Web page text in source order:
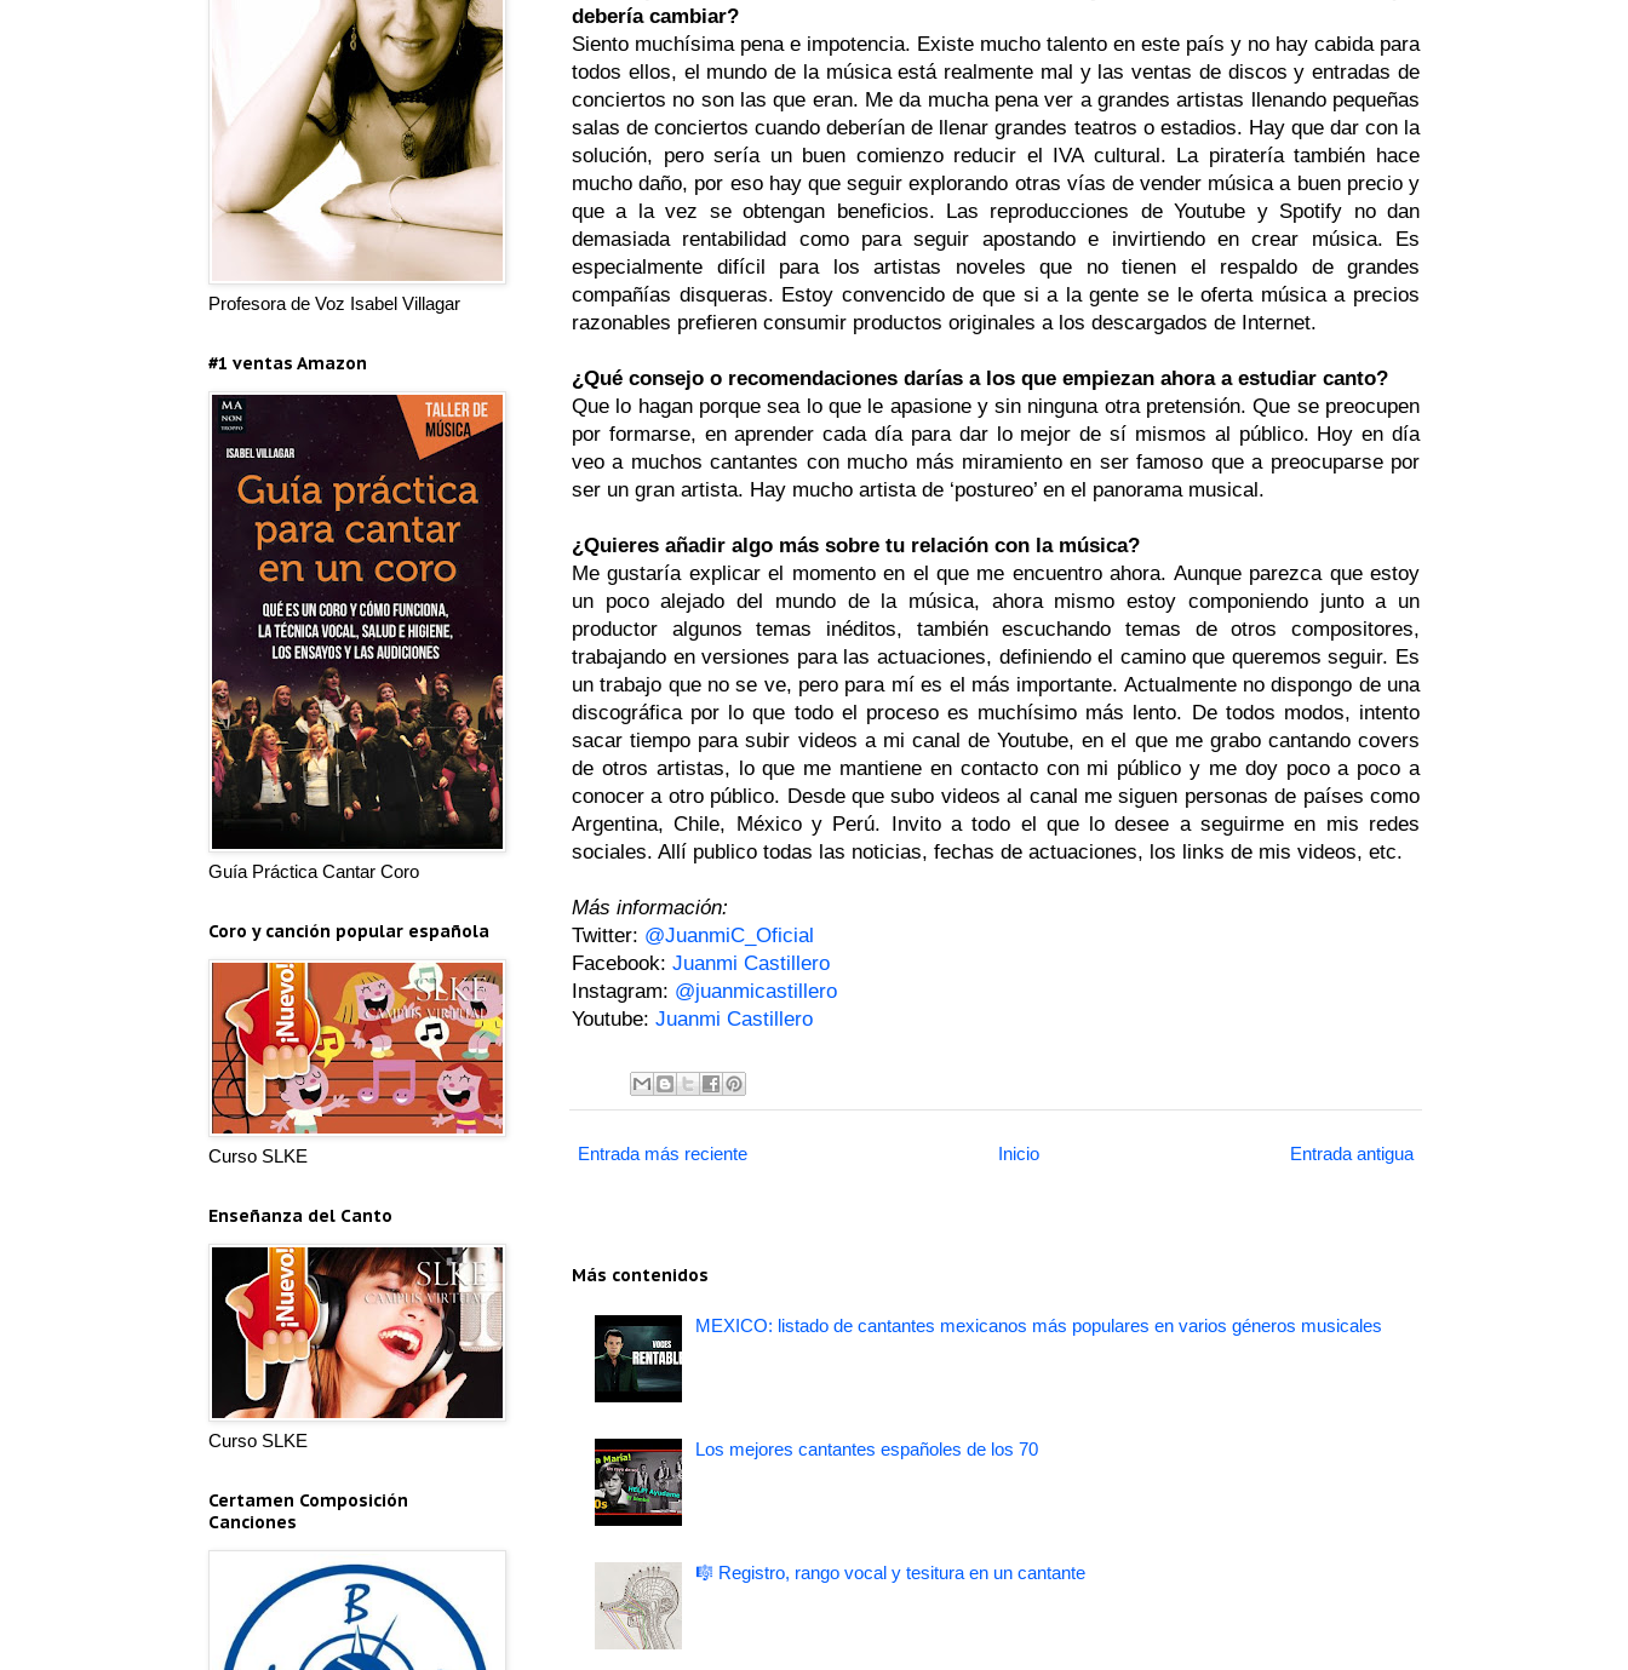
debería cambiar?
Siento muchísima pena e impotencia. Existe mucho talento en este país y no hay cabida para
todos ellos, el mundo de la música está realmente mal y las ventas de discos y entradas de
conciertos no son las que eran. Me da mucha pena ver a grandes artistas llenando pequeñas
salas de conciertos cuando deberían de llenar grandes teatros o estadios. Hay que dar con la
solución, pero sería un buen comienzo reducir el IVA cultural. La piratería también hace
mucho daño, por eso hay que seguir explorando otras vías de vender música a buen precio y
que a la vez se obtengan beneficios. Las reproducciones de Youtube y Spotify no dan
demasiada rentabilidad como para seguir apostando e invirtiendo en crear música. Es
especialmente difícil para los artistas noveles que no tienen el respaldo de grandes
compañías disqueras. Estoy convencido de que si a la gente se le oferta música a precios
razonables prefieren consumir productos originales a los descargados de Internet.
¿Qué consejo o recomendaciones darías a los que empiezan ahora a estudiar canto?
Que lo hagan porque sea lo que le apasione y sin ninguna otra pretensión. Que se preocupen
por formarse, en aprender cada día para dar lo mejor de sí mismos al público. Hoy en día
veo a muchos cantantes con mucho más miramiento en ser famoso que a preocuparse por
ser un gran artista. Hay mucho artista de ‘postureo’ en el panorama musical.
¿Quieres añadir algo más sobre tu relación con la música?
Me gustaría explicar el momento en el que me encuentro ahora. Aunque parezca que estoy
un poco alejado del mundo de la música, ahora mismo estoy componiendo junto a un
productor algunos temas inéditos, también escuchando temas de otros compositores,
trabajando en versiones para las actuaciones, definiendo el camino que queremos seguir. Es
un trabajo que no se ve, pero para mí es el más importante. Actualmente no dispongo de una
discográfica por lo que todo el proceso es muchísimo más lento. De todos modos, intento
sacar tiempo para subir videos a mi canal de Youtube, en el que me grabo cantando covers
de otros artistas, lo que me mantiene en contacto con mi público y me doy poco a poco a
conocer a otro público. Desde que subo videos al canal me siguen personas de países como
Argentina, Chile, México y Perú. Invito a todo el que lo desee a seguirme en mis redes
sociales. Allí publico todas las noticias, fechas de actuaciones, los links de mis videos, etc.
Más información:
Twitter: @JuanmiC_Oficial
Facebook: Juanmi Castillero
Instagram: @juanmicastillero
Youtube: Juanmi Castillero
Entrada más reciente Entrada antigua
Inicio
Más contenidos
MEXICO: listado de cantantes mexicanos más populares en varios géneros musicales
Los mejores cantantes españoles de los 70
🎼 Registro, rango vocal y tesitura en un cantante
Profesora de Voz Isabel Villagar
#1 ventas Amazon
Guía Práctica Cantar Coro
Coro y canción popular española
Curso SLKE
Enseñanza del Canto
Curso SLKE
Certamen Composición
Canciones